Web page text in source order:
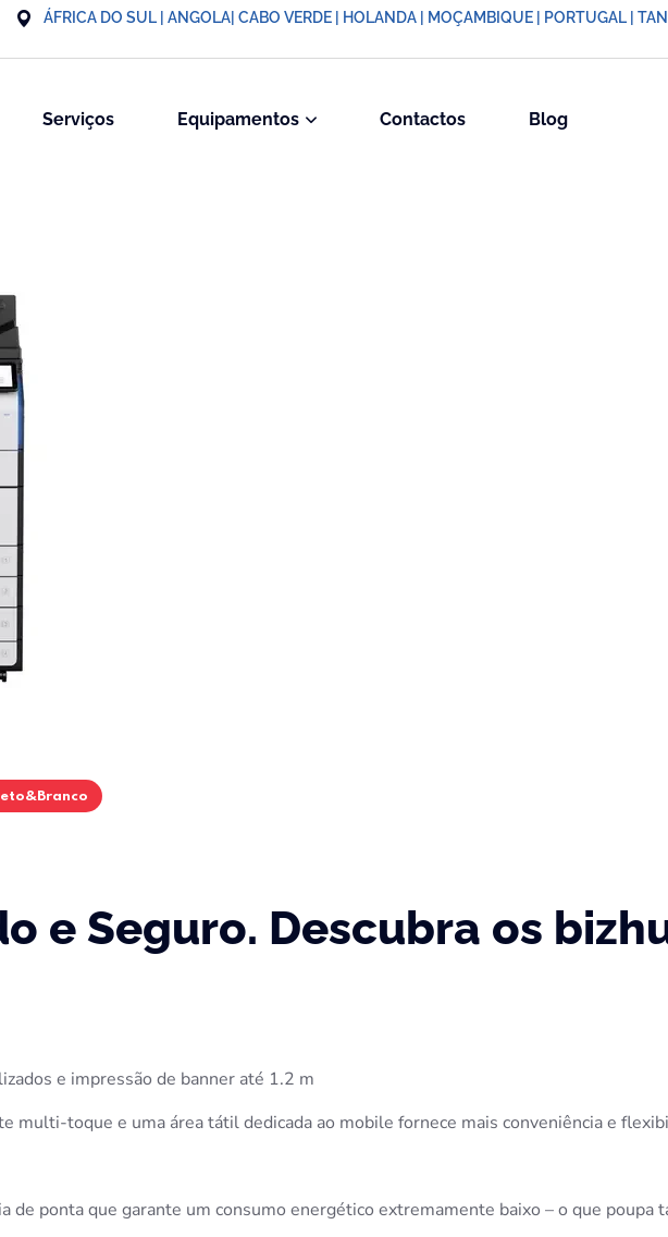
ÁFRICA DO SUL | ANGOLA| CABO VERDE | HOLANDA | MOÇAMBIQUE | PORTUGAL |
Serviços Equipamentos Contactos Blog
e Seguro. Descubra os
e impressão de banner até 1.2 m
multi-toque e uma área tátil dedicada ao mobile fornece mais conveniência e
de ponta que garante um consumo energético extremamente baixo – o que poupa